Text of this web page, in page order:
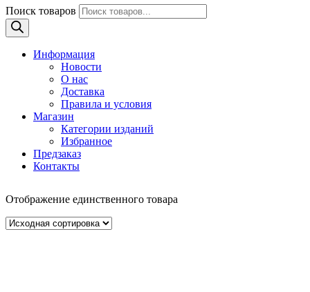
Поиск товаров
Информация
Новости
О нас
Доставка
Правила и условия
Магазин
Категории изданий
Избранное
Предзаказ
Контакты
Отображение единственного товара